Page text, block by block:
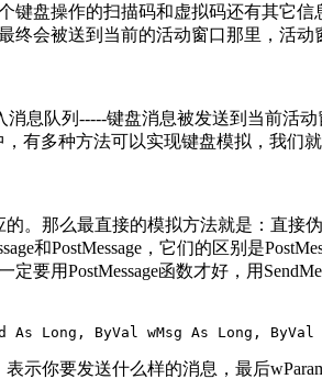
盘操作的扫描码和虚拟码还有其它
会被送到当前的活动窗口那里，活
息队列-----键盘消息被发送到当前活动
有多种方法可以实现键盘模拟，我们就
那么最直接的模拟方法就是：直接
和PostMessage，它们的区别是
用PostMessage函数才好，用
Long, ByVal wMsg As Long, ByVal
你要发送什么样的消息，最后